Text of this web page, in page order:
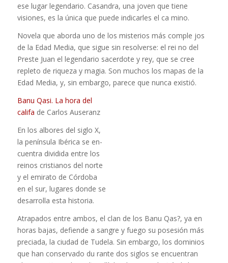
ese lugar legendario. Casandra, una joven que tiene
visiones, es la única que puede indicarles el ca­ mino.
Novela que aborda uno de los misterios más comple­ jos
de la Edad Media, que sigue sin resolverse: el rei­ no del
Preste Juan ­el legendario sacerdote y rey­, que se cree
repleto de riqueza y magia. Son muchos los mapas de la
Edad Media, y, sin embargo, parece que nunca existió.
Banu Qasi. La hora del
califa de Carlos Auseranz
En los albores del siglo X,
la península Ibérica se en­
cuentra dividida entre los
reinos cristianos del norte
y el emirato de Córdoba
en el sur, lugares donde se
desarrolla esta historia.
Atrapados entre ambos, el clan de los Banu Qas?, ya en
horas bajas, defiende a sangre y fuego su posesión más
preciada, la ciudad de Tudela. Sin embargo, los dominios
que han conservado du­ rante dos siglos se encuentran